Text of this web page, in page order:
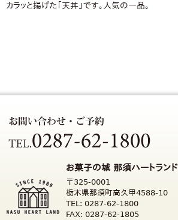
カラッと揚げた「天丼」です。人気の一品。
お菓子の城 那須ハートランド
〒325-0001
栃木県那須町高久甲4588-10
TEL: 0287-62-1800
FAX: 0287-62-1805